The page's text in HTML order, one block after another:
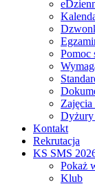
Pomoc
Dyżury
Kontakt
Rekrutacja
KS SMS
Pokaż
Klub